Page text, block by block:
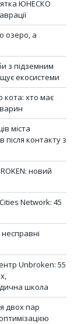
ЮНЕСКО
озеро, а
з підземним
екосистеми
кота: хто має
міста
після контакту з
новий
Network: 45
Unbroken: 55
школа
двох пар